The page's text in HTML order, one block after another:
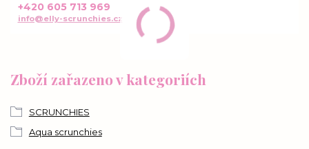
Zboží zařazeno v kategoriích
SCRUNCHIES
Aqua scrunchies
+420 605 713 969
info@elly-scrunchies.cz